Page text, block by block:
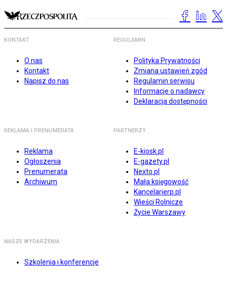
KONTAKT
O nas
Kontakt
Napisz do nas
REGULAMIN
Polityka Prywatności
Zmiana ustawień zgód
Regulamin serwisu
Informacje o nadawcy
Deklaracja dostępności
REKLAMA I PRENUMERATA
Reklama
Ogłoszenia
Prenumerata
Archiwum
PARTNERZY
E-kiosk.pl
E-gazety.pl
Nexto.pl
Mała księgowość
Kancelarierp.pl
Wieści Rolnicze
Życie Warszawy
NASZE WYDARZENIA
Szkolenia i konferencje